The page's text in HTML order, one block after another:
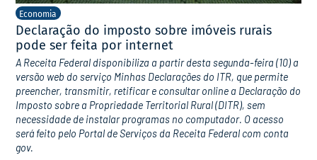
Economia
Declaração do imposto sobre imóveis rurais
pode ser feita por internet
A Receita Federal disponibiliza a partir desta segunda-feira (10) a
versão web do serviço Minhas Declarações do ITR, que permite
preencher, transmitir, retificar e consultar online a Declaração do
Imposto sobre a Propriedade Territorial Rural (DITR), sem
necessidade de instalar programas no computador. O acesso
será feito pelo Portal de Serviços da Receita Federal com conta
gov.